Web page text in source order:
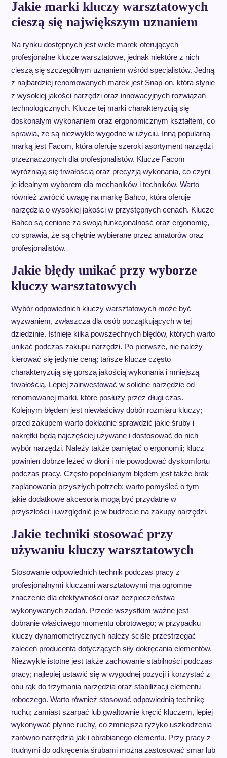
Jakie marki kluczy warsztatowych
cieszą się największym uznaniem
Na rynku dostępnych jest wiele marek oferujących
profesjonalne klucze warsztatowe, jednak niektóre z nich
cieszą się szczególnym uznaniem wśród specjalistów. Jedną
z najbardziej renomowanych marek jest Snap-on, która słynie
z wysokiej jakości narzędzi oraz innowacyjnych rozwiązań
technologicznych. Klucze tej marki charakteryzują się
doskonałym wykonaniem oraz ergonomicznym kształtem, co
sprawia, że są niezwykle wygodne w użyciu. Inną popularną
marką jest Facom, która oferuje szeroki asortyment narzędzi
przeznaczonych dla profesjonalistów. Klucze Facom
wyróżniają się trwałością oraz precyzją wykonania, co czyni
je idealnym wyborem dla mechaników i techników. Warto
również zwrócić uwagę na markę Bahco, która oferuje
narzędzia o wysokiej jakości w przystępnych cenach. Klucze
Bahco są cenione za swoją funkcjonalność oraz ergonomię,
co sprawia, że są chętnie wybierane przez amatorów oraz
profesjonalistów.
Jakie błędy unikać przy wyborze
kluczy warsztatowych
Wybór odpowiednich kluczy warsztatowych może być
wyzwaniem, zwłaszcza dla osób początkujących w tej
dziedzinie. Istnieje kilka powszechnych błędów, których warto
unikać podczas zakupu narzędzi. Po pierwsze, nie należy
kierować się jedynie ceną; tańsze klucze często
charakteryzują się gorszą jakością wykonania i mniejszą
trwałością. Lepiej zainwestować w solidne narzędzie od
renomowanej marki, które posłuży przez długi czas.
Kolejnym błędem jest niewłaściwy dobór rozmiaru kluczy;
przed zakupem warto dokładnie sprawdzić jakie śruby i
nakrętki będą najczęściej używane i dostosować do nich
wybór narzędzi. Należy także pamiętać o ergonomii; klucz
powinien dobrze leżeć w dłoni i nie powodować dyskomfortu
podczas pracy. Często popełnianym błędem jest także brak
zaplanowania przyszłych potrzeb; warto pomyśleć o tym
jakie dodatkowe akcesoria mogą być przydatne w
przyszłości i uwzględnić je w budżecie na zakupy narzędzi.
Jakie techniki stosować przy
używaniu kluczy warsztatowych
Stosowanie odpowiednich technik podczas pracy z
profesjonalnymi kluczami warsztatowymi ma ogromne
znaczenie dla efektywności oraz bezpieczeństwa
wykonywanych zadań. Przede wszystkim ważne jest
dobranie właściwego momentu obrotowego; w przypadku
kluczy dynamometrycznych należy ściśle przestrzegać
zaleceń producenta dotyczących siły dokręcania elementów.
Niezwykle istotne jest także zachowanie stabilności podczas
pracy; najlepiej ustawić się w wygodnej pozycji i korzystać z
obu rąk do trzymania narzędzia oraz stabilizacji elementu
roboczego. Warto również stosować odpowiednią technikę
ruchu; zamiast szarpać lub gwałtownie kręcić kluczem, lepiej
wykonywać płynne ruchy, co zmniejsza ryzyko uszkodzenia
zarówno narzędzia jak i obrabianego elementu. Przy pracy z
trudnymi do odkręcenia śrubami można zastosować smar lub